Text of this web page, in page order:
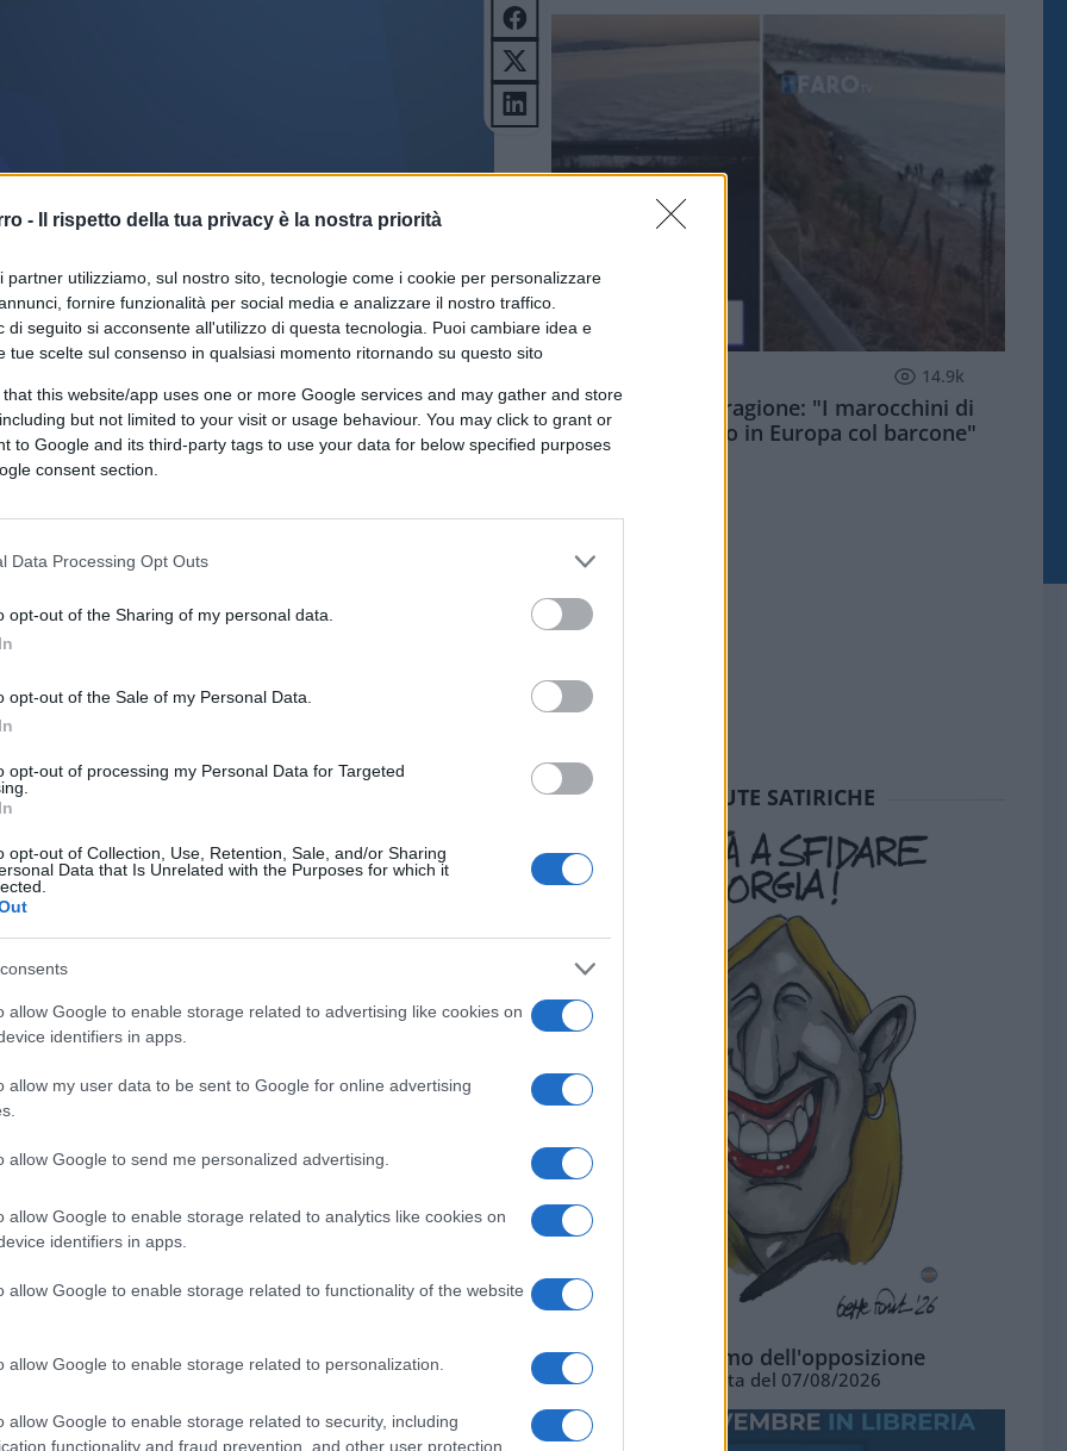
- Il rispetto della tua privacy è la nostra priorità
partner utilizziamo, sul nostro sito, tecnologie come i cookie per personalizzare
fornire funzionalità per social media e analizzare il nostro traffico.
di seguito si acconsente all'utilizzo di questa tecnologia. Puoi cambiare idea e
tue scelte sul consenso in qualsiasi momento ritornando su questo sito
that this website/app uses one or more Google services and may gather and store
but not limited to your visit or usage behaviour. You may click to grant or
to Google and its third-party tags to use your data for below specified purposes
consent section.
Data Processing Opt Outs
opt-out of the Sharing of my personal data.
opt-out of the Sale of my Personal Data.
opt-out of processing my Personal Data for Targeted
opt-out of Collection, Use, Retention, Sale, and/or Sharing
Data that Is Unrelated with the Purposes for which it
allow Google to enable storage related to advertising like cookies on
identifiers in apps.
allow my user data to be sent to Google for online advertising
allow Google to send me personalized advertising.
allow Google to enable storage related to analytics like cookies on
identifiers in apps.
allow Google to enable storage related to functionality of the website
allow Google to enable storage related to personalization.
allow Google to enable storage related to security, including
functionality and fraud prevention, and other user protection.
SPETTACOLI
su Google
di un celebre coro da stadio che i
terminato un match calcistico. Il
gli avversari, in genere passati in
Ed è proprio quello che è
Thunberg
favorita della competizione. Non si
Ormai siamo abituati ai Nobel
ideologie conformi al pensiero di
che la SNAI, dava Greta a 1.85, anche se
Eravamo già tutti pronti a sorbirci i
stampa unica dell’ambientalismo e
la già pesantissima sbornia di
, l’incontro con Draghi e Cingolani
, gli
rasseganti a vedere le nostre città
Ed esattamente come quando si
in casa, di non accendere la tv e
una disfatta a dir poco drammatica.
gli altri grandi favoriti? Bè, ottime
Matters
. Uno a caso, proprio. Avete
come i compagni e hanno dato il via
14.9k
Meloni aveva ragione: "I marocchini di
Ceuta sbarcano in Europa col barcone"
SEDUTE SATIRICHE
L'ottimismo dell'opposizione
Vignetta del 07/08/2026